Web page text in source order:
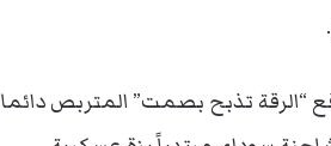
“الرقة تذبح بصمت” المتربص دائما